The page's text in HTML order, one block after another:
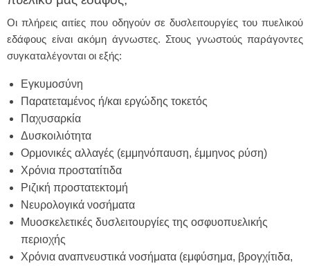
Οι πλήρεις αιτίες που οδηγούν σε δυσλειτουργίες του πυελικού
εδάφους είναι ακόμη άγνωστες. Στους γνωστούς παράγοντες
συγκαταλέγονται οι εξής:
Εγκυμοσύνη
Παρατεταμένος ή/και εργώδης τοκετός
Παχυσαρκία
Δυσκοιλιότητα
Ορμονικές αλλαγές (εμμηνόπαυση, έμμηνος ρύση)
Χρόνια προστατίτιδα
Ριζική προστατεκτομή
Νευρολογικά νοσήματα
Μυοσκελετικές δυσλειτουργίες της οσφυοπυελικής
περιοχής
Χρόνια αναπνευστικά νοσήματα (εμφύσημα, βρογχίτιδα,